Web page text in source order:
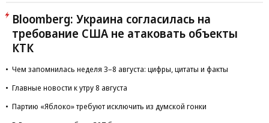
Bloomberg: Украина согласилась на
требование США не атаковать объекты
КТК
Чем запомнилась неделя 3–8 августа: цифры, цитаты и факты
Главные новости к утру 8 августа
Партию «Яблоко» требуют исключить из думской гонки